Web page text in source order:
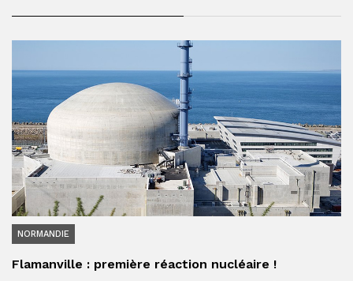
NORMANDIE
Flamanville : première réaction nucléaire !